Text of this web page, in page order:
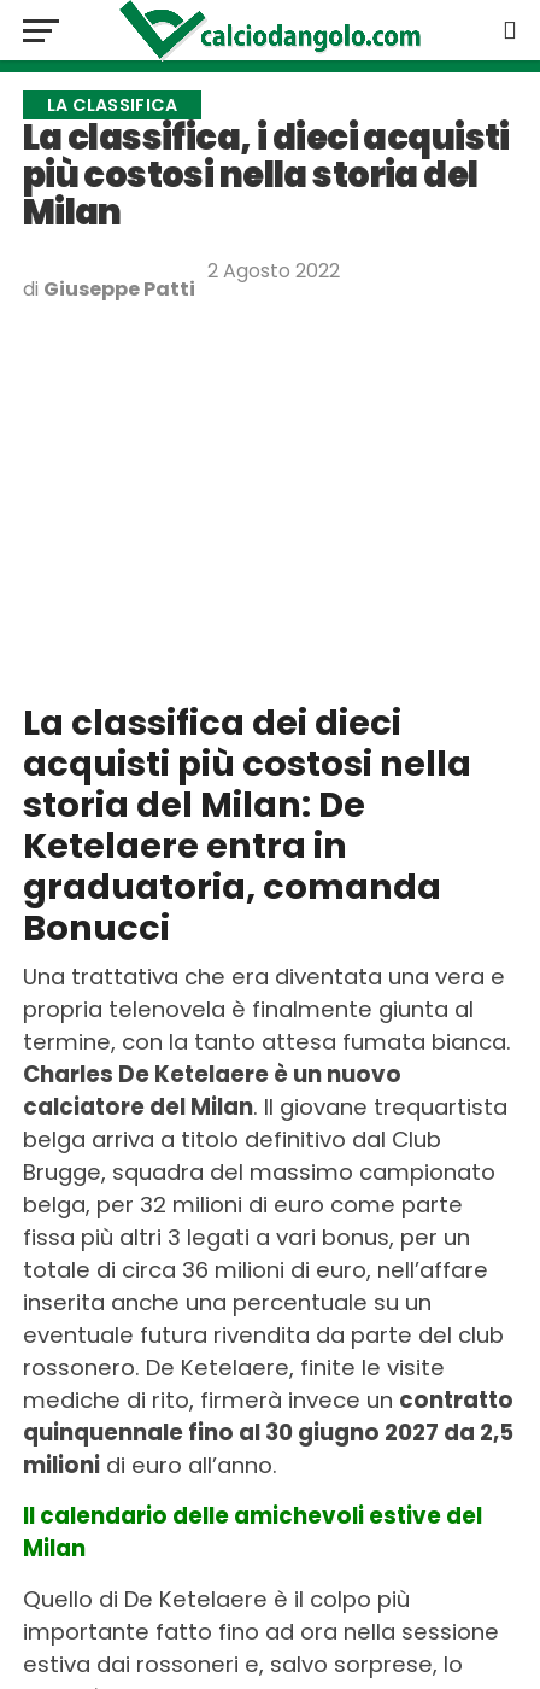
LA CLASSIFICA
La classifica, i dieci acquisti
più costosi nella storia del
Milan
di Giuseppe Patti
2 Agosto 2022
La classifica dei dieci
acquisti più costosi nella
storia del Milan: De
Ketelaere entra in
graduatoria, comanda
Bonucci
Una trattativa che era diventata una vera e
propria telenovela è finalmente giunta al
termine, con la tanto attesa fumata bianca.
Charles De Ketelaere è un nuovo
calciatore del Milan. Il giovane trequartista
belga arriva a titolo definitivo dal Club
Brugge, squadra del massimo campionato
belga, per 32 milioni di euro come parte
fissa più altri 3 legati a vari bonus, per un
totale di circa 36 milioni di euro, nell’affare
inserita anche una percentuale su un
eventuale futura rivendita da parte del club
rossonero. De Ketelaere, finite le visite
mediche di rito, firmerà invece un contratto
quinquennale fino al 30 giugno 2027 da 2,5
milionidi euro all’anno.
Il calendario delle amichevoli estive del
Milan
Quello di De Ketelaere è il colpo più
importante fatto fino ad ora nella sessione
estiva dai rossoneri e, salvo sorprese, lo